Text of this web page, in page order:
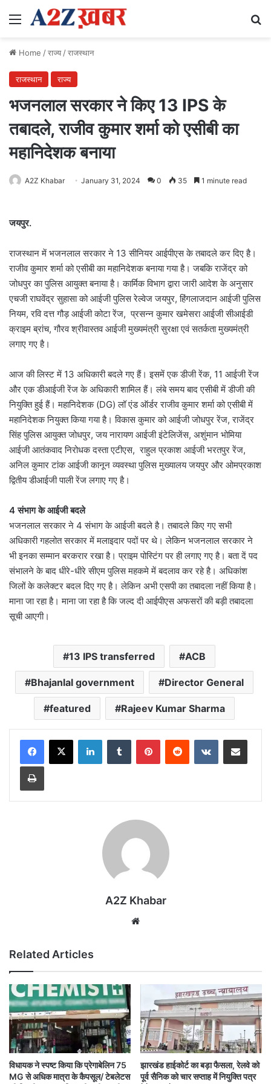
Menu
Home /राज्य/राजस्थान
राजस्थान राज्य
भजनलाल सरकार ने किए 13 IPS के
तबादले, राजीव कुमार शर्मा को एसीबी का
महानिदेशक बनाया
A2Z Khabar January 31, 2024 0 35 1 minute read
जयपुर.
राजस्थान में भजनलाल सरकार ने 13 सीनियर आईपीएस के तबादले कर दिए है।
राजीव कुमार शर्मा को एसीबी का महानिदेशक बनाया गया है। जबकि राजेंद्र को
जोधपुर का पुलिस आयुक्त बनाया है। कार्मिक विभाग द्वारा जारी आदेश के अनुसार
एचजी राघवेंद्र सुहासा को आईजी पुलिस रेल्वेज जयपुर, हिंगलाजदान आईजी पुलिस
नियम, रवि दत्त गौड़ आईजी कोटा रेंज, प्रसन्न कुमार खमेसरा आईजी सीआईडी
क्राइम ब्रांच, गौरव श्रीवास्तव आईजी मुख्यमंत्री सुरक्षा एवं सतर्कता मुख्यमंत्री
लगाए गए है।
आज की लिस्ट में 13 अधिकारी बदले गए हैं। इसमें एक डीजी रेंक, 11 आईजी रेंज
और एक डीआईजी रेंज के अधिकारी शामिल हैं। लंबे समय बाद एसीबी में डीजी की
नियुक्ति हुई हैं। महानिदेशक (DG) लॉ एंड ऑर्डर राजीव कुमार शर्मा को एसीबी में
महानिदेशक नियुक्त किया गया है। विकास कुमार को आईजी जोधपुर रेंज, राजेंद्र
सिंह पुलिस आयुक्त जोधपुर, जय नारायण आईजी इंटेलिजेंस, अशुंमान भोमिया
आईजी आतंकवाद निरोधक दस्ता एटीएस, राहुल प्रकाश आईजी भरतपुर रेंज,
अनिल कुमार टांक आईजी कानून व्यवस्था पुलिस मुख्यालय जयपुर और ओमप्रकाश
द्वितीय डीआईजी पाली रेंज लगाए गए है।
4 संभाग के आईजी बदले
भजनलाल सरकार ने 4 संभाग के आईजी बदले है। तबादले किए गए सभी
अधिकारी गहलोत सरकार में मलाइदार पदों पर थे। लेकिन भजनलाल सरकार ने
भी इनका सम्मान बरकरार रखा है। प्राइम पोस्टिंग पर ही लगाए गए है। बता दें पद
संभालने के बाद धीरे-धीरे सीएम पुलिस महकमे में बदलाव कर रहे है। अधिकांश
जिलों के कलेक्टर बदल दिए गए है। लेकिन अभी एसपी का तबादला नहीं किया है।
माना जा रहा है। माना जा रहा है कि जल्द दी आईपीएस अफसरों की बड़ी तबादला
सूची आएगी।
13 IPS transferred ACB
Bhajanlal government Director General
featured Rajeev Kumar Sharma
LinkedInTumblr PinterestReddit VKontakteShare via Email
Print
A2Z Khabar
Related Articles
विधायक ने स्पष्ट किया कि प्रेगाबेलिन 75
MG से अधिक मात्रा के कैपसूल/ टेबलेटस
झारखंड हाईकोर्ट का बड़ा फैसला, रेलवे को
पूर्व सैनिक को चार सप्ताह में नियुक्ति पत्र